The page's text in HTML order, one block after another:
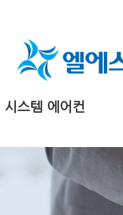
시스템 에어컨